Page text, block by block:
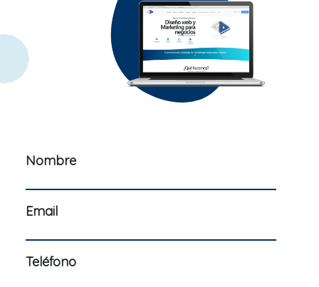
Nombre
Email
Teléfono